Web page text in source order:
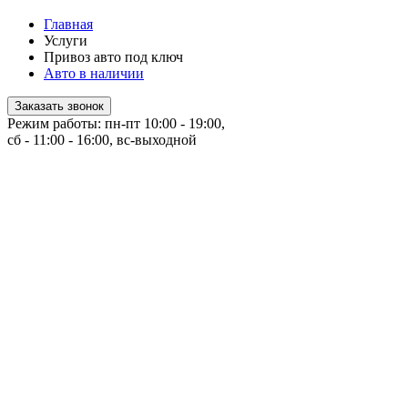
Главная
Услуги
Привоз авто под ключ
Авто в наличии
Заказать звонок
Режим работы: пн-пт 10:00 - 19:00,
сб - 11:00 - 16:00, вс-выходной